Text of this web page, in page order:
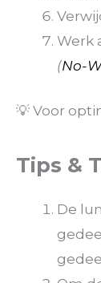
Werk
(No-
💡 Voor
Tips &
De